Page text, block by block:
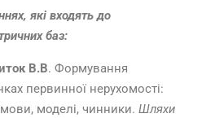
які входять до
баз:
В.В. Формування
первинної нерухомості:
моделі, чинники. Шляхи